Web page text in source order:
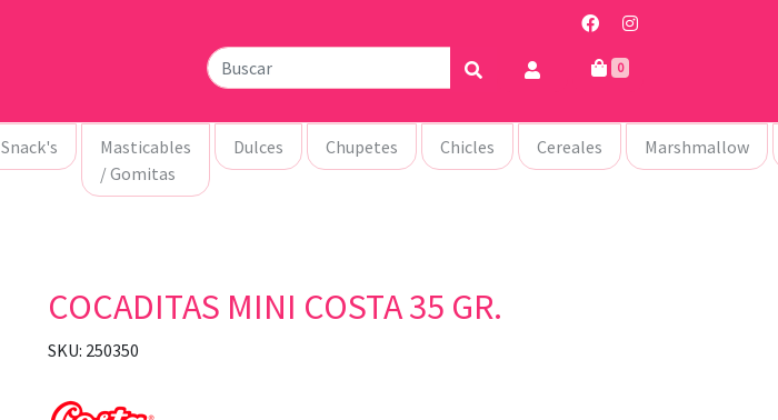
0
Snack's
Masticables
/ Gomitas
Dulces Chupetes Chicles Cereales Marshmallow
COCADITAS MINI COSTA 35 GR.
SKU: 250350